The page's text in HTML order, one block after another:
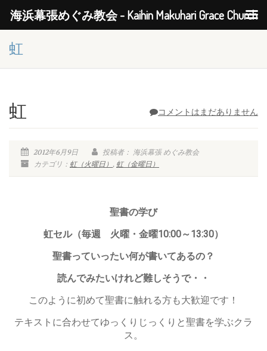
虹
コメントはまだありません
虹
2012年6月9日
投稿者： 海浜幕張 めぐみ教会
カテゴリ： 虹（火曜日） , 虹（金曜日）
聖書の学び
虹セル（毎週 火曜・金曜10:00～13:30）
聖書っていったい何が書いてあるの？
読んでみたいけれど難しそうで・・
このように初めて聖書に触れる方も大歓迎です！
テキストに合わせてゆっくりじっくりと聖書を学ぶクラ
ス。
海浜幕張めぐみ教会 - Kaihin Makuhari Grace Church